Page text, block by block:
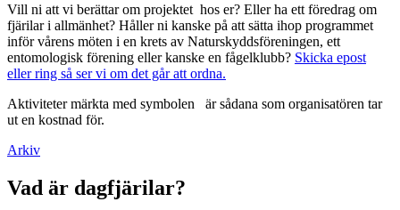
Vill ni att vi berättar om projektet hos er? Eller ha ett föredrag om
fjärilar i allmänhet? Håller ni kanske på att sätta ihop programmet
inför vårens möten i en krets av Naturskyddsföreningen, ett
entomologisk förening eller kanske en fågelklubb? Skicka epost
eller ring så ser vi om det går att ordna.
Aktiviteter märkta med symbolen
är sådana som organisatören tar
ut en kostnad för.
Arkiv
Vad är dagfjärilar?